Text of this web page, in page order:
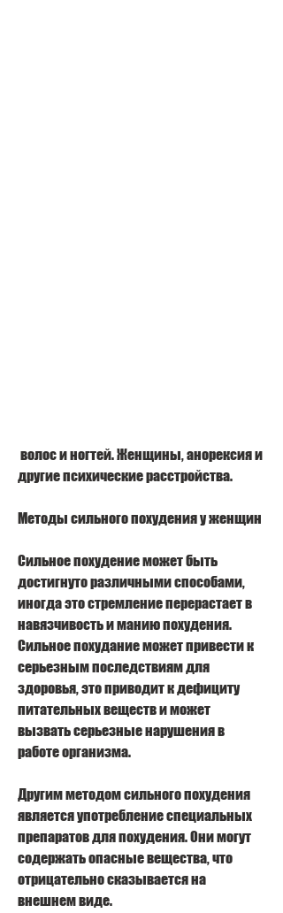
другие психические расстройства.
Методы сильного похудения у женщин
Сильное похудение может быть
достигнуто различными способами,
иногда это стремление перерастает в
навязчивость и манию похудения.
Сильное похудание может привести к
серьезным последствиям для
здоровья, это приводит к дефициту
питательных веществ и может
вызвать серьезные нарушения в
работе организма.
Другим методом сильного похудения
является употребление специальных
препаратов для похудения. Они могут
содержать опасные вещества, что
отрицательно сказывается на
внешнем виде.